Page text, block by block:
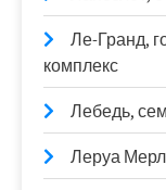
Ле-Гранд,
комплекс
Лебедь,
Леруа